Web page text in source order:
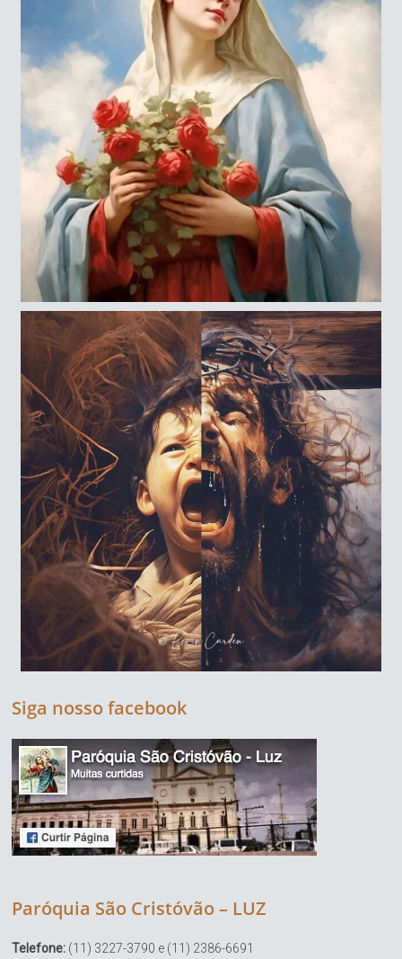
Siga nosso facebook
Paróquia São Cristóvão – LUZ
Telefone: (11) 3227-3790 e (11) 2386-6691